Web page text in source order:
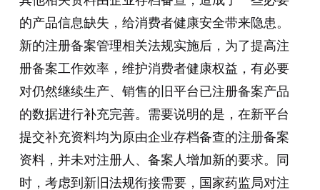
的产品信息缺失，给消费者健康安全带来隐患。
新的注册备案管理相关法规实施后，为了提高注
册备案工作效率，维护消费者健康权益，有必要
对仍然继续生产、销售的旧平台已注册备案产品
的数据进行补充完善。需要说明的是，在新平台
提交补充资料均为原由企业存档备查的注册备案
资料，并未对注册人、备案人增加新的要求。同
时，考虑到新旧法规衔接需要，国家药监局对注